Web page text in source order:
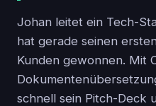
Johan leitet ein Tech-
hat gerade seinen
Kunden gewonnen. Mit
schnell sein Pitch-Deck